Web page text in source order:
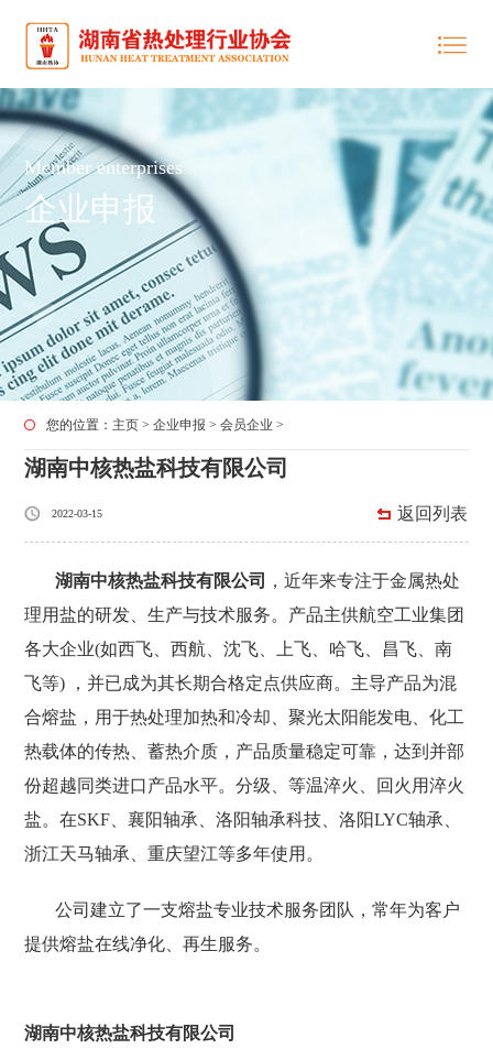
Member enterprises
企业申报
您的位置： 主页 >企业申报 >会员企业 >
湖南中核热盐科技有限公司
2022-03-15 返回列表
湖南中核热盐科技有限公司
，近年来专注于金属热处
理用盐的研发、生产与技术服务。产品主供航空工业集团
各大企业(如西飞、西航、沈飞、上飞、哈飞、昌飞、南
飞等) ，并已成为其长期合格定点供应商。主导产品为混
合熔盐，用于热处理加热和冷却、聚光太阳能发电、化工
热载体的传热、蓄热介质，产品质量稳定可靠，达到并部
份超越同类进口产品水平。分级、等温淬火、回火用淬火
盐。在SKF、襄阳轴承、洛阳轴承科技、洛阳LYC轴承、
浙江天马轴承、重庆望江等多年使用。
公司建立了一支熔盐专业技术服务团队，常年为客户
提供熔盐在线净化、再生服务。
湖南中核热盐科技有限公司